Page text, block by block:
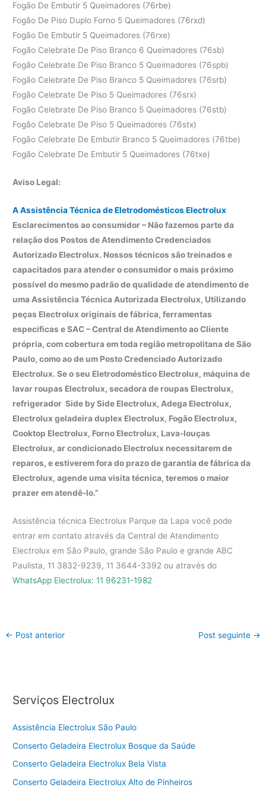
Fogão De Embutir 5 Queimadores (76rbe)
Fogão De Piso Duplo Forno 5 Queimadores (76rxd)
Fogão De Embutir 5 Queimadores (76rxe)
Fogão Celebrate De Piso Branco 6 Queimadores (76sb)
Fogão Celebrate De Piso Branco 5 Queimadores (76spb)
Fogão Celebrate De Piso Branco 5 Queimadores (76srb)
Fogão Celebrate De Piso 5 Queimadores (76srx)
Fogão Celebrate De Piso Branco 5 Queimadores (76stb)
Fogão Celebrate De Piso 5 Queimadores (76stx)
Fogão Celebrate De Embutir Branco 5 Queimadores (76tbe)
Fogão Celebrate De Embutir 5 Queimadores (76txe)
Aviso Legal:
A Assistência Técnica de Eletrodomésticos Electrolux
Esclarecimentos ao consumidor – Não fazemos parte da
relação dos Postos de Atendimento Credenciados
Autorizado Electrolux. Nossos técnicos são treinados e
capacitados para atender o consumidor o mais próximo
possível do mesmo padrão de qualidade de atendimento de
uma Assistência Técnica Autorizada Electrolux, Utilizando
peças Electrolux originais de fábrica, ferramentas
especificas e SAC – Central de Atendimento ao Cliente
própria, com cobertura em toda região metropolitana de São
Paulo, como ao de um Posto Credenciado Autorizado
Electrolux. Se o seu Eletrodoméstico Electrolux, máquina de
lavar roupas Electrolux, secadora de roupas Electrolux,
refrigerador Side by Side Electrolux, Adega Electrolux,
Electrolux geladeira duplex Electrolux, Fogão Electrolux,
Cooktop Electrolux, Forno Electrolux, Lava-louças
Electrolux, ar condicionado Electrolux necessitarem de
reparos, e estiverem fora do prazo de garantia de fábrica da
Electrolux, agende uma visita técnica, teremos o maior
prazer em atendê-lo.”
Assistência técnica Electrolux Parque da Lapa você pode
entrar em contato através da Central de Atendimento
Electrolux em São Paulo, grande São Paulo e grande ABC
Paulista, 11 3832-9239, 11 3644-3392 ou através do
WhatsApp Electrolux: 11 96231-1982
← Post anterior Post seguinte →
Serviços Electrolux
Assistência Electrolux São Paulo
Conserto Geladeira Electrolux Bosque da Saúde
Conserto Geladeira Electrolux Bela Vista
Conserto Geladeira Electrolux Alto de Pinheiros